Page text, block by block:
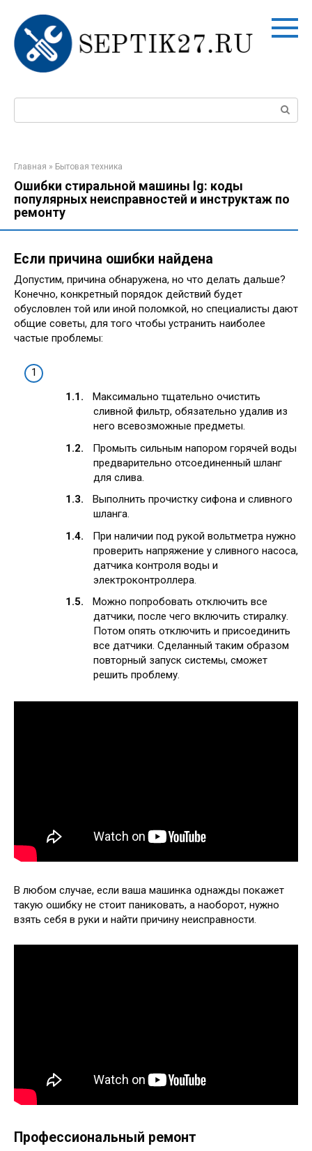
контенту
Главная » Бытовая техника
Ошибки стиральной машины lg: коды
популярных неисправностей и инструктаж по
ремонту
Если причина ошибки найдена
Допустим, причина обнаружена, но что делать дальше?
Конечно, конкретный порядок действий будет
обусловлен той или иной поломкой, но специалисты дают
общие советы, для того чтобы устранить наиболее
частые проблемы:
Максимально тщательно очистить
сливной фильтр, обязательно удалив из
него всевозможные предметы.
Промыть сильным напором горячей воды
предварительно отсоединенный шланг
для слива.
Выполнить прочистку сифона и сливного
шланга.
При наличии под рукой вольтметра нужно
проверить напряжение у сливного насоса,
датчика контроля воды и
электроконтроллера.
Можно попробовать отключить все
датчики, после чего включить стиралку.
Потом опять отключить и присоединить
все датчики. Сделанный таким образом
повторный запуск системы, сможет
решить проблему.
В любом случае, если ваша машинка однажды покажет
такую ошибку не стоит паниковать, а наоборот, нужно
взять себя в руки и найти причину неисправности.
Профессиональный ремонт